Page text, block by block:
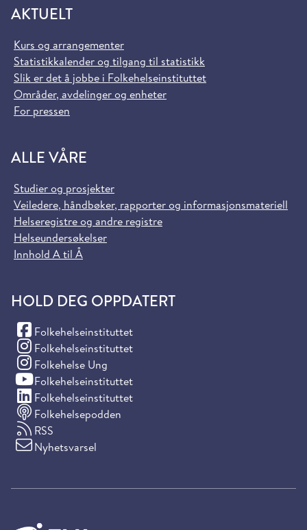
AKTUELT
Kurs og arrangementer
Statistikkalender og tilgang til statistikk
Slik er det å jobbe i Folkehelseinstituttet
Områder, avdelinger og enheter
For pressen
ALLE VÅRE
Studier og prosjekter
Veiledere, håndbøker, rapporter og informasjonsmateriell
Helseregistre og andre registre
Helseundersøkelser
Innhold A til Å
HOLD DEG OPPDATERT
Folkehelseinstituttet
(Facebook)
Folkehelseinstituttet
(Instagram)
Folkehelse Ung
(Instagram)
Folkehelseinstituttet
(YouTube)
Folkehelseinstituttet
(LinkedIn)
Folkehelsepodden
RSS
Nyhetsvarsel